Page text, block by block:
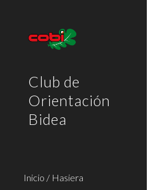
Club de
Orientación
Bidea
Inicio / Hasiera